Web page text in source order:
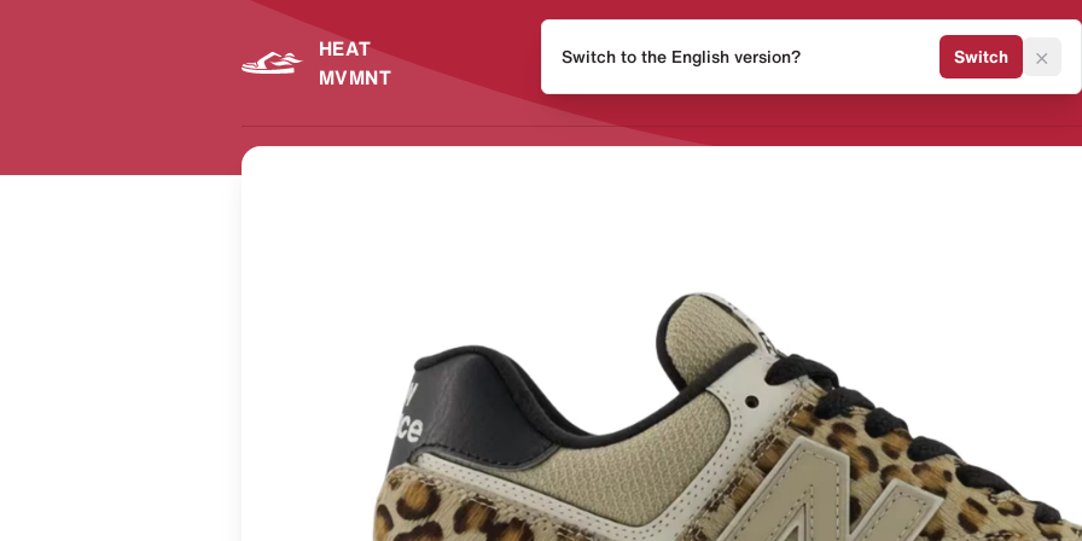
HEAT
MVMNT
Release Kalender Sneaker
Switch to the English version? Switch ×